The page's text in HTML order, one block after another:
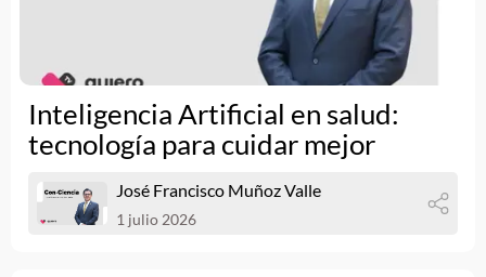
Inteligencia Artificial en salud:
tecnología para cuidar mejor
José Francisco Muñoz Valle
1 julio 2026